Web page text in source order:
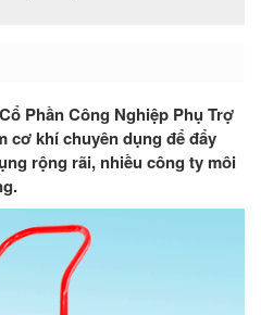
Phần Công Nghiệp Phụ Trợ
cơ khí chuyên dụng để đẩy
rộng rãi, nhiều công ty môi